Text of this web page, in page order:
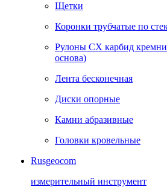
Щетки
Коронки трубчатые по
Рулоны CX карбид
основа)
Лента бесконечная
Диски опорные
Камни абразивные
Головки кровельные
Rusgeocom
измерительный инструмент